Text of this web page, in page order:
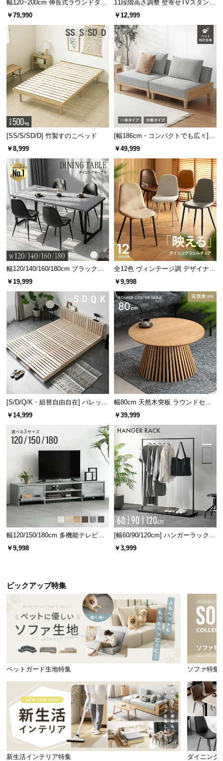
横幅 奥行き
約21㎝
4段タイプの分離型
ゆとりのある4段の棚は高さのあるものもしっかり収
納でき、切り離してラック単体で使用する時にも便
利です。
収納棚内寸
1段目 2段目 3段目 4段目
高さ 約21.5㎝ 約20㎝ 約37㎝ 約28㎝
左右どちらにも付け替え可能
ラックは左右どちらにも設置が可能。模様替えや間取りにあわせ
て理想のレイアウトを実現します。
レフトタイプ ライトタイプ
広々使いやすい天板サイズ
横幅約92cmと使いやすいサイズの天板。パソコンや
資料をストレスなく広げられ、作業もサクサク進め
られます。
天板サイズ
横幅 奥行き
分離型 約92㎝ 約46㎝
幅120~200cm 伸長式ラウンドダイ
ニングテーブル 6人掛け 天然木突
￥79,990
11段階高さ調整 壁寄せTVスタンド
キャスター付き 上下左右角度調節
￥12,999
[SS/S/SD/D] 竹製すのこベッド
￥8,999
[幅186cm・コンパクトでも広々] 3
人掛けソファベッド リクライニン
グ 天然木フレーム 北欧
￥49,999
幅120/140/160/180cm ブラックフ
レーム ダイニング 大理石調 4人掛
￥19,999
全12色 ヴィンテージ調 デザイナー
ズシェルチェア
￥9,998
[S/D/Q/K・組替自由自在] パレット
ベッド 8/12/16枚セット
￥14,999
幅80cm 天然木突板 ラウンドセン
ターテーブル 美しい格子デザイン
￥39,999
幅120/150/180cm 多機能テレビボ
ード 木目/石目調 オープン収納・
￥9,998
[幅60/90/120cm] ハンガーラック
スチール 4段階高さ調節 サイドフ
￥3,999
ピックアップ特集
ペットガード生地特集 ソファ特集
新生活インテリア特集 ダイニング